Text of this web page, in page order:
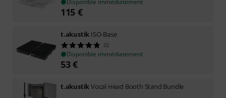
115 €
t.akustik ISO-Base
32
Disponible immédiatement
53€
t.akustikVocal Head Booth Stand Bundle